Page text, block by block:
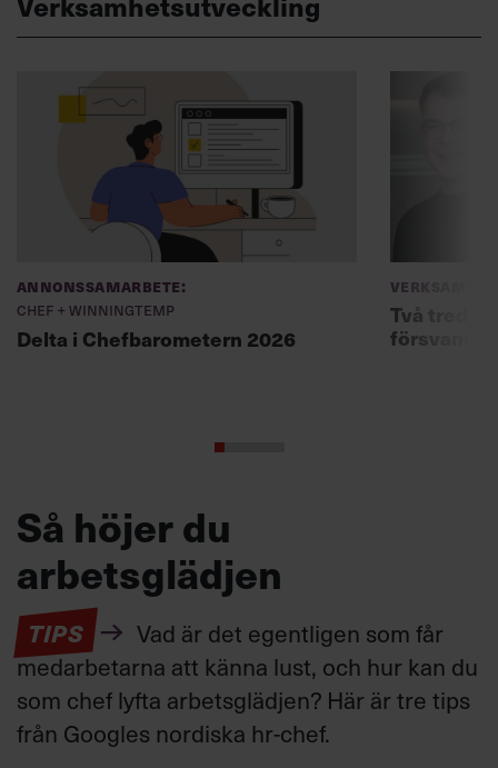
Annonssamarbete:
Chef + Winningtemp
Delta i Chefbarometern 2026
Två
försvann
Så höjer du
arbetsglädjen
TIPS
Vad är det egentligen som får
medarbetarna att känna lust, och hur kan du
som chef lyfta arbetsglädjen? Här är tre tips
från Googles nordiska hr-chef.